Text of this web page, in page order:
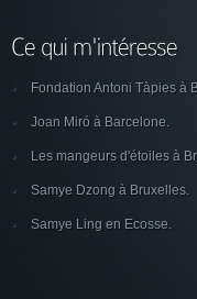
Fondation Antoni Tàpies à
Joan Miró à Barcelone.
Les mangeurs d'étoiles à
Samye Dzong à Bruxelles.
Samye Ling en Ecosse.